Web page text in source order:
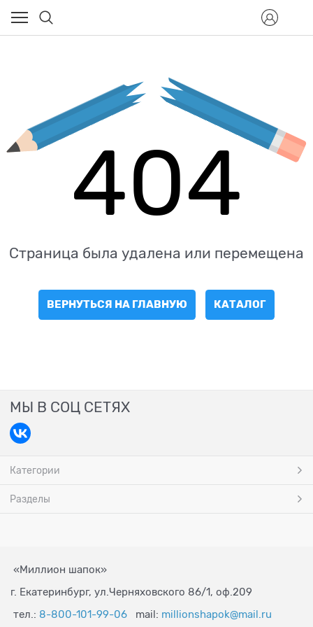
404
Страница была удалена или перемещена
ВЕРНУТЬСЯ НА ГЛАВНУЮ КАТАЛОГ
МЫ В СОЦ СЕТЯХ
Категории
Разделы
«Миллион шапок»
г. Екатеринбург, ул.Черняховского 86/1, оф.209
тел.: 8-800-101-99-06 mail: millionshapok@mail.ru